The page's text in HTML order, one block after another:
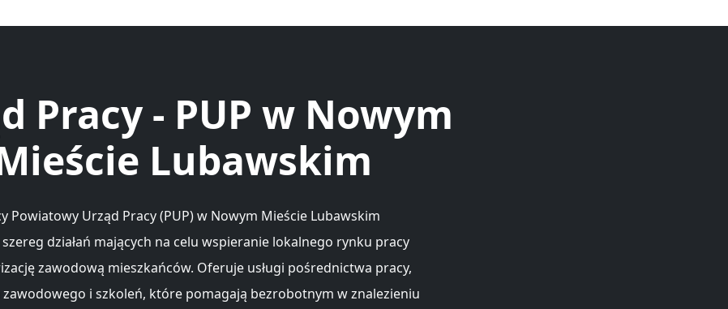
Pracy - PUP w Nowym
Lubawskim
Powiatowy Urząd Pracy (PUP) w Nowym Mieście Lubawskim
działań mających na celu wspieranie lokalnego rynku pracy
zawodową mieszkańców. Oferuje usługi pośrednictwa pracy,
i szkoleń, które pomagają bezrobotnym w znalezieniu